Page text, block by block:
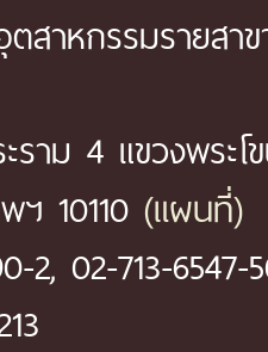
สาหกรรมรายสา
าม 4 แขวงพระโ
ฯ 10110 (แผนที่)
2, 02-713-6547-